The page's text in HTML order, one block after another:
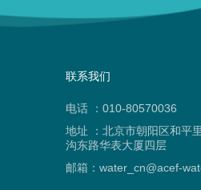
联系我们
电话 ：010-80570036
地址 ：北京市朝阳区和平
沟东路华表大厦四层
邮箱：water_cn@acef-